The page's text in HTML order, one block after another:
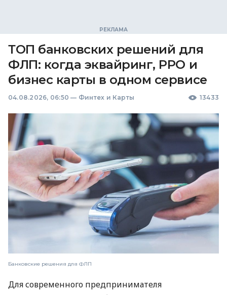
ТОП банковских решений для
ФЛП: когда эквайринг, РРО и
бизнес карты в одном сервисе
04.08.2026, 06:50 — Финтех и Карты 13433
Банковские решения для ФЛП
Для современного предпринимателя